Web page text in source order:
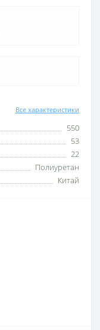
Все характеристики
550
53
22
Полиуретан
Китай